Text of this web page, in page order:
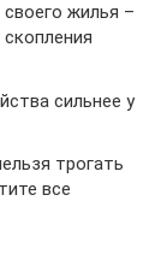
жилья –
сильнее у
трогать
все